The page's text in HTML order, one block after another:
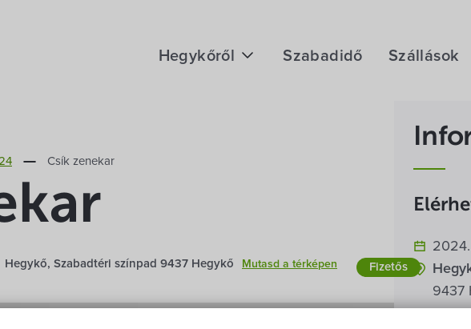
Hegykőről Szabadidő Szállások
Csík zenekar
Hegykő, Szabadtéri színpad 9437 Hegykő Mutasd a térképen Fizetős
9437